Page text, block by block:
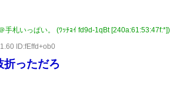
手札いっぱい。 (ﾜｯﾁｮｲ fd9d-1qBt [240a:61:53:47f:*])
ID:fEffd+ob0
折っただろ